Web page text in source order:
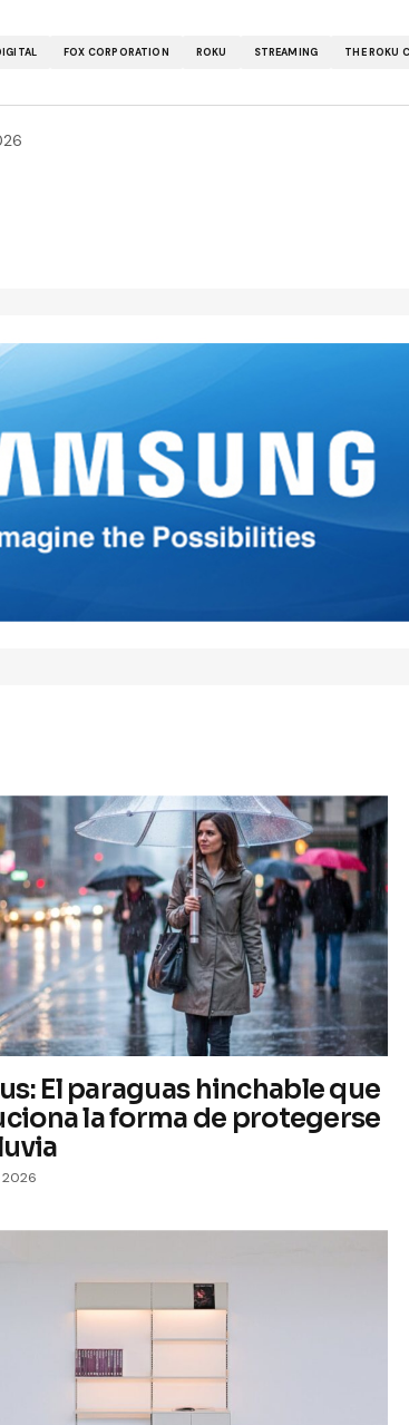
FOX CORPORATION ROKU STREAMING THE ROKU
Your E-mail*
El paraguas hinchable que
la forma de protegerse
2026